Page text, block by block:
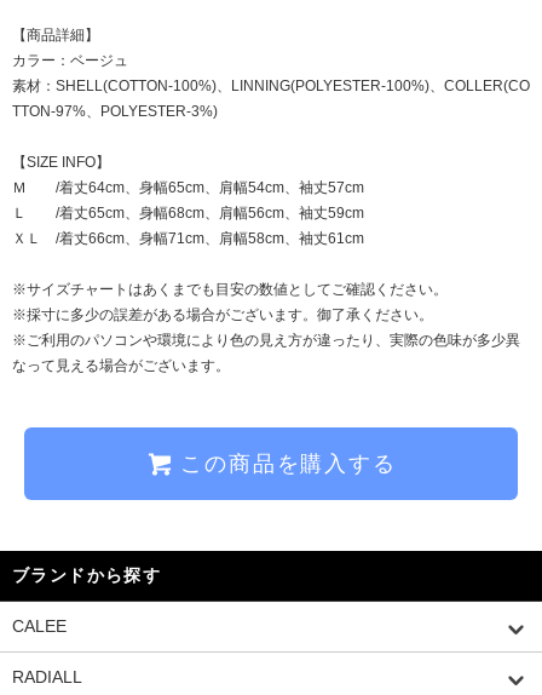
【商品詳細】
カラー：ベージュ
素材：SHELL(COTTON-100%)、LINNING(POLYESTER-100%)、COLLER(CO
TTON-97%、POLYESTER-3%)
【SIZE INFO】
Ｍ /着丈64cm、身幅65cm、肩幅54cm、袖丈57cm
Ｌ /着丈65cm、身幅68cm、肩幅56cm、袖丈59cm
ＸＬ /着丈66cm、身幅71cm、肩幅58cm、袖丈61cm
※サイズチャートはあくまでも目安の数値としてご確認ください。
※採寸に多少の誤差がある場合がございます。御了承ください。
※ご利用のパソコンや環境により色の見え方が違ったり、実際の色味が多少異
なって見える場合がございます。
この商品を購入する
ブランドから探す
CALEE
RADIALL